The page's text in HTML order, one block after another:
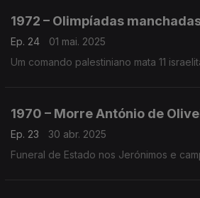
1972 – Olimpíadas
Ep. 24
01 mai. 2025
Um comando palestiniano mata 11
1970 – Morre António de
Ep. 23
30 abr. 2025
Funeral de Estado nos Jerónimos e